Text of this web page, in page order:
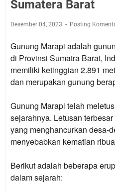
Sumatera Barat
Desember 04, 2023 Posting
Gunung Marapi adalah
di Provinsi Sumatra Barat,
memiliki ketinggian 2.891
dan merupakan gunung
Gunung Marapi telah
sejarahnya. Letusan
yang menghancurkan desa-
menyebabkan kematian
Berikut adalah beberapa
dalam sejarah: